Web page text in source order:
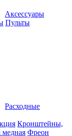
Аксессуары
Пульты
Расходные
Кронштейны,
медная Фреон